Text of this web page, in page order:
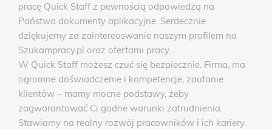
pracę Quick Staff z pewnością odpowiedzą na
Państwa dokumenty aplikacyjne. Serdecznie
dziękujemy za zaintereoswanie naszym profilem na
Szukampracy.pl oraz ofertami pracy.
W Quick Staff możesz czuć się bezpiecznie. Firma, ma
ogromne doświadczenie i kompetencje, zaufanie
klientów – mamy mocne podstawy, żeby
zagwarantować Ci godne warunki zatrudnienia.
Stawiamy na realny rozwój pracowników i ich kariery.